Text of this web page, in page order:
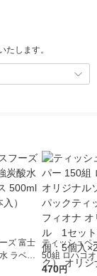
します。
ズ 富士
ラベル
箱（24
ティッシュペ
50組 ロハコ
ルソフトパッ
470円